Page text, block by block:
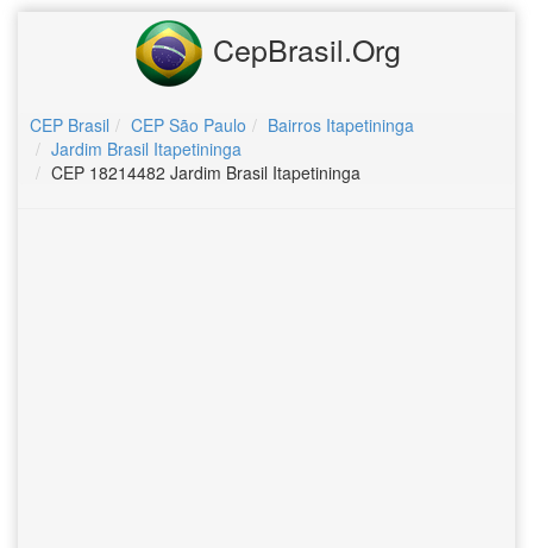
CepBrasil.Org
CEP Brasil CEP São Paulo
Bairros Itapetininga
Jardim Brasil Itapetininga
CEP 18214482 Jardim Brasil Itapetininga